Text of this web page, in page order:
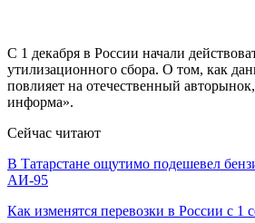
С 1 декабря в России начали
утилизационного сбора. О том, как
повлияет на отечественный
информа».
Сейчас читают
В Татарстане ощутимо подешевел
АИ-95
Как изменятся перевозки в России с 1